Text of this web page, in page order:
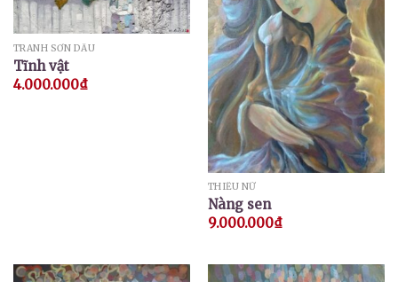
TRANH SƠN DẦU
Tĩnh vật
4.000.000₫
THIẾU NỮ
Nàng sen
9.000.000₫